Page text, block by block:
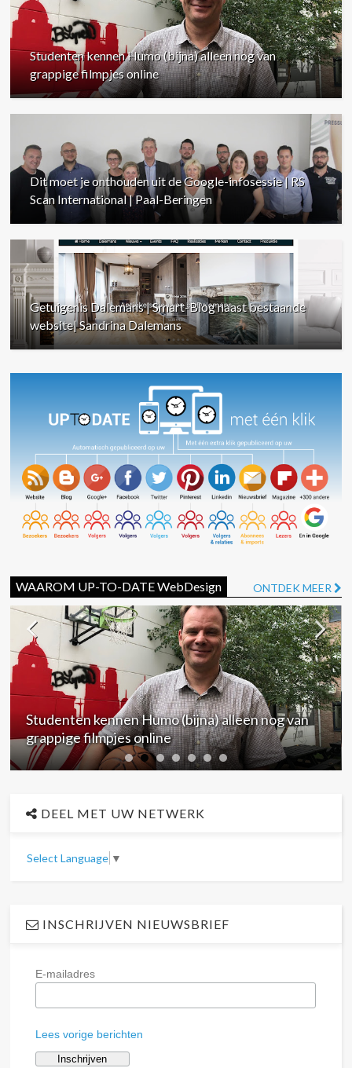
Studenten kennen Humo (bijna) alleen nog van
grappige filmpjes online
Dit moet je onthouden uit de Google-infosessie | RS
Scan International | Paal-Beringen
Getuigenis Dalemans | Smart-Blog naast bestaande
website| Sandrina Dalemans
WAAROM UP-TO-DATE WebDesign ONTDEK MEER
Studenten kennen Humo (bijna) alleen nog van
grappige filmpjes online
DEEL MET UW NETWERK
Select Language ▼
INSCHRIJVEN NIEUWSBRIEF
E-mailadres
Lees vorige berichten